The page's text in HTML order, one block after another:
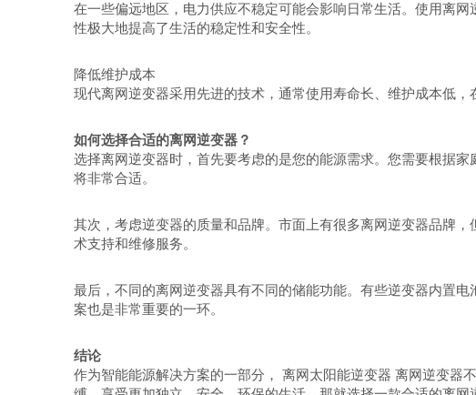
在一些偏远地区，电力供应不稳定可能会影响日常生活。使用离
性极大地提高了生活的稳定性和安全性。
降低维护成本
现代离网逆变器采用先进的技术，通常使用寿命长、维护成本低
如何选择合适的离网逆变器？
选择离网逆变器时，首先要考虑的是您的能源需求。您需要根据
将非常合适。
其次，考虑逆变器的质量和品牌。市面上有很多离网逆变器品牌
术支持和维修服务。
最后，不同的离网逆变器具有不同的储能功能。有些逆变器内置
案也是非常重要的一环。
结论
作为智能能源解决方案的一部分， 离网太阳能逆变器 离网逆变器